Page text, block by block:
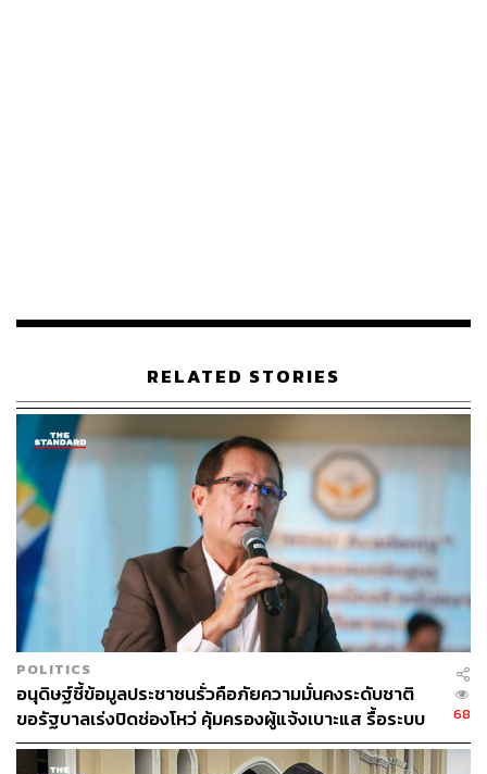
รัฐบาล ถ้าไม่มีอะไรต้องปิดบัง นายกฯ ต้องออกมาตอบ ไม่ใช่
ปล่อยให้เอกสารพูดแทนความจริง และไม่ใช่ปล่อยให้ ‘ไอ้
โม่ง’ กลายเป็นผู้มีอำนาจตัวจริงเหนือระบบราชการไทย” พีร
วัสกล่าว
พีรวัสย้ำว่า ฝ่ายค้านไม่ได้ขัดขวางผู้ประกอบการที่ทำถูกต้อง
ตามกฎหมาย แต่ไม่อาจยอมให้ความปลอดภัยของประชาชน
ถูกนำไปแลกกับความสะดวกของทุนใหญ่ และไม่ยอมให้
ระบบราชการกลายเป็นตรายางให้ใครเดินเครื่องได้โดยไม่
ต้องรับผิดชอบต่อสังคม
“ประเทศนี้ต้องไม่มีมาตรฐานสองชั้น ชั้นหนึ่งสำหรับคนจนที่
ถูกตรวจทุกเม็ด ถูกบี้ทุกใบอนุญาต แต่อีกชั้นหนึ่งสำหรับทุน
ใหญ่ที่มีไอ้โม่งคอยเปิดทางให้ หากรัฐบาลยังปล่อยให้ภาพนี้
เกิดขึ้น ก็เท่ากับบอกประชาชนว่า กฎหมายไทยแข็งกับคนเล็ก
แต่อ่อนยวบกับคนมีอำนาจ” พีรวัสกล่าว
RELATED STORIES
POLITICS
อนุดิษฐ์ชี้ข้อมูลประชาชนรั่วคือภัยความมั่นคงระดับชาติ
ขอรัฐบาลเร่งปิดช่องโหว่ คุ้มครองผู้แจ้งเบาะแส รื้อระบบ
ใช้งบไซเบอร์
68